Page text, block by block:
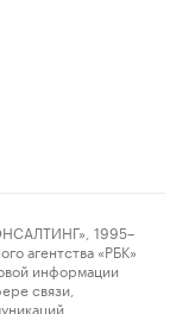
1995–
агентства «РБК»
информации
связи,